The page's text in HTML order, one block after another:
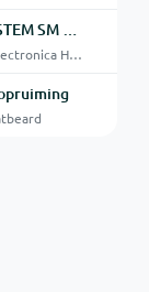
Electromatic S - SYSTEM SM 125 220
8 aug 2026, 07:55 — Electronica Hobbyist